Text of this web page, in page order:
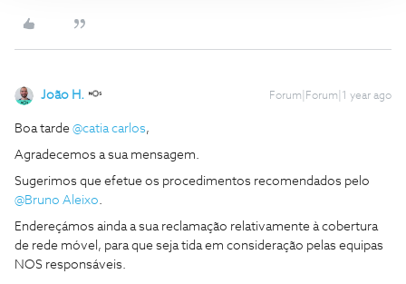
João H. Forum|Forum|1 year ago
Boa tarde ​ @catia carlos,
Agradecemos a sua mensagem.
Sugerimos que efetue os procedimentos recomendados pelo ​
@Bruno Aleixo.
Endereçámos ainda a sua reclamação relativamente à cobertura
de rede móvel, para que seja tida em consideração pelas equipas
NOS responsáveis.